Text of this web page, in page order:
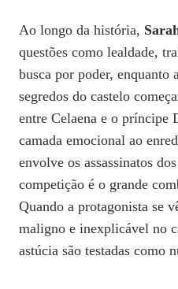
Ao longo da história,
questões como lealdade,
busca por poder, enquanto
segredos do castelo
entre Celaena e o príncipe
camada emocional ao
envolve os assassinatos
competição é o grande
Quando a protagonista se
maligno e inexplicável no
astúcia são testadas como